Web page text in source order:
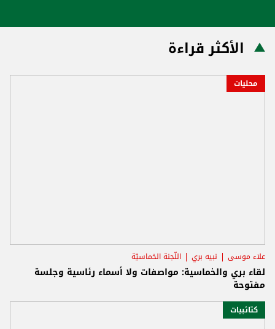
الأكثر قراءة
محليات
علاء موسى نبيه بري اللّجنة الخماسيّة
لقاء بري والخماسية: مواصفات ولا أسماء رئاسية وجلسة
مفتوحة
كتائبيات